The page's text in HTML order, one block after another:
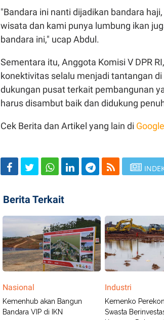
"Bandara ini nanti dijadikan bandara
wisata dan kami punya lumbung ikan
bandara ini," ucap Abdul.
Sementara itu, Anggota Komisi V DPR
konektivitas selalu menjadi tantangan
dukungan pusat terkait pembangunan
harus disambut baik dan didukung
Cek Berita dan Artikel yang lain di
Berita Terkait
Nasional
Kemenhub akan Bangun
Bandara VIP di IKN
Industri
Kemenko
Swasta